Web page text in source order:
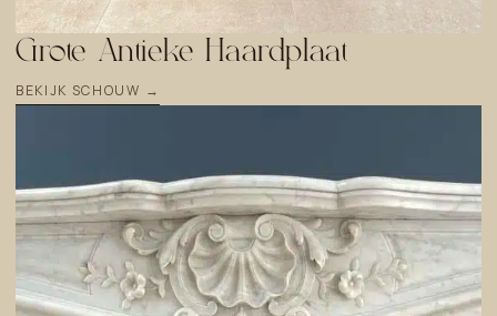
Grote Antieke Haardplaat
BEKIJK SCHOUW →